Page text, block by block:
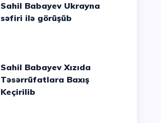
Sahil Babayev Ukrayna
səfiri ilə görüşüb
Sahil Babayev Xızıda
Təsərrüfatlara Baxış
Keçirilib